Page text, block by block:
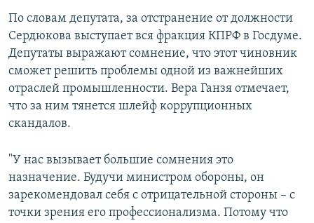
По словам депутата, за отстранение от должности
Сердюкова выступает вся фракция КПРФ в Госдуме.
Депутаты выражают сомнение, что этот чиновник
сможет решить проблемы одной из важнейших
отраслей промышленности. Вера Ганзя отмечает,
что за ним тянется шлейф коррупционных
скандалов.
"У нас вызывает большие сомнения это
назначение. Будучи министром обороны, он
зарекомендовал себя с отрицательной стороны – с
точки зрения его профессионализма. Потому что